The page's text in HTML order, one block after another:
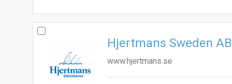
Hjertmans Sweden AB
www.hjertmans.se